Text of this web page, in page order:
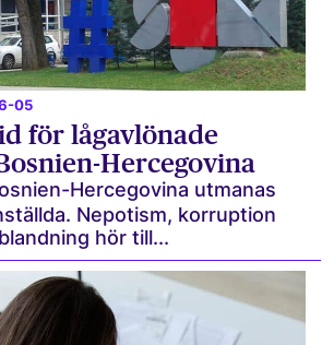
05
för lågavlönade
Hercegovina
Hercegovina utmanas
Nepotism, korruption
hör till...